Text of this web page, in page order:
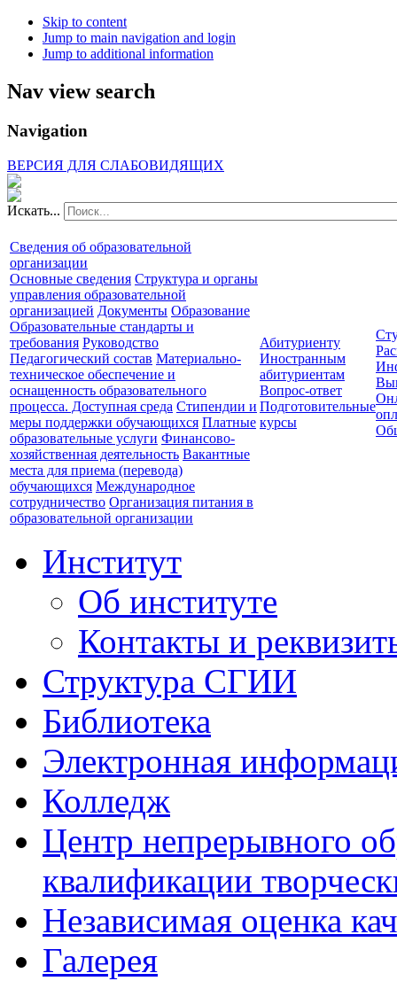
Skip to content
Jump to main navigation and login
Jump to additional information
Nav view search
Navigation
ВЕРСИЯ ДЛЯ СЛАБОВИДЯЩИХ
Искать...
Сведения об образовательной
организации
Основные сведения Структура и органы
управления образовательной
организацией Документы Образование
Образовательные стандарты и
требования Руководство
Педагогический состав Материально-
техническое обеспечение и
оснащенность образовательного
процесса. Доступная среда Стипендии и
меры поддержки обучающихся Платные
образовательные услуги Финансово-
хозяйственная деятельность Вакантные
места для приема (перевода)
обучающихся Международное
сотрудничество Организация питания в
образовательной организации
Абитуриенту
Иностранным
абитуриентам
Вопрос-ответ
Подготовительные
курсы
Институт
Об институте
Контакты и
Структура СГИИ
Библиотека
Электронная
Колледж
Центр непрерывного
квалификации
Независимая оценка
Галерея